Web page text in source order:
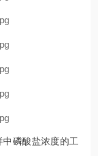
磷酸盐浓度的工